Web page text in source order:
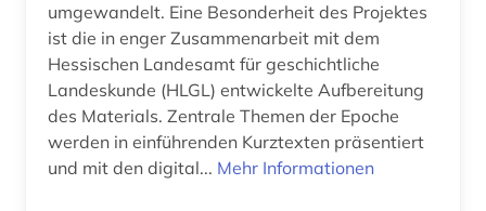
bayerische motoren-werke (1)
bayerische staatsbibliothek (4)
bayern (24)
bayern. bayerische staatsregierung (1)
umgewandelt. Eine Besonderheit des Projektes
ist die in enger Zusammenarbeit mit dem
Hessischen Landesamt für geschichtliche
Landeskunde (HLGL) entwickelte Aufbereitung
des Materials. Zentrale Themen der Epoche
werden in einführenden Kurztexten präsentiert
und mit den digital... Mehr Informationen